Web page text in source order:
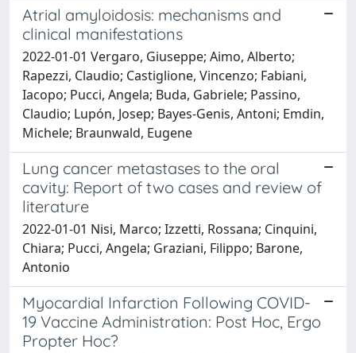
Atrial amyloidosis: mechanisms and
clinical manifestations
2022-01-01 Vergaro, Giuseppe; Aimo, Alberto;
Rapezzi, Claudio; Castiglione, Vincenzo; Fabiani,
Iacopo; Pucci, Angela; Buda, Gabriele; Passino,
Claudio; Lupón, Josep; Bayes-Genis, Antoni; Emdin,
Michele; Braunwald, Eugene
Lung cancer metastases to the oral
cavity: Report of two cases and review of
literature
2022-01-01 Nisi, Marco; Izzetti, Rossana; Cinquini,
Chiara; Pucci, Angela; Graziani, Filippo; Barone,
Antonio
Myocardial Infarction Following COVID-
19 Vaccine Administration: Post Hoc, Ergo
Propter Hoc?